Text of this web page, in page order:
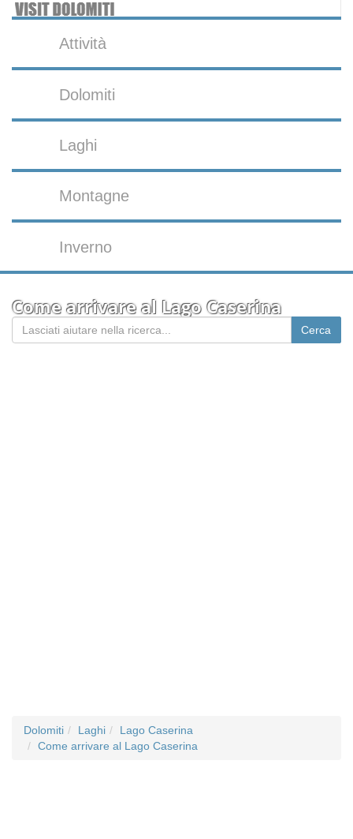
Attività
Dolomiti
Laghi
Montagne
Inverno
Come arrivare al Lago Caserina
Dolomiti Laghi
Lago Caserina
Come arrivare al Lago Caserina